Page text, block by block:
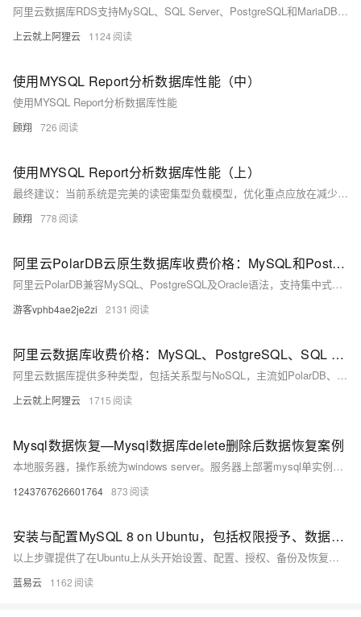
阿里云数据库RDS支持MySQL、SQL Server、PostgreSQL和MariaDB引擎，提供高性价比、稳定安全的云数据库服务，适用于多种行业与业务场景。
上云就上阿狸云 1124
使用MYSQL Report分析数据库性能（中）
使用MYSQL Report分析数据库性能
顾翔 726
使用MYSQL Report分析数据库性能（上）
最终建议：当前系统是完美的读密集型负载模型，优化重点应放在减少行读取量和提高数据定位效率。通过索引优化、分区策略和内存缓存，预期可降低30%的CPU负载，同时保持100%的缓冲池命中率。建议每百万次查询后刷新统计信息以持续优化
顾翔 778
阿里云PolarDB云原生数据库收费价格：MySQL和PostgreSQL详细介绍
阿里云PolarDB兼容MySQL、PostgreSQL及Oracle语法，支持集中式与分布式架构。标准版2核4G年费1116元起，企业版最高性能达4核16G，支持HTAP与多级高可用，广泛应用于金融、政务、互联网等领域，TCO成本降低50%。
游客vphb4ae2je2zi 2131
阿里云数据库收费价格：MySQL、PostgreSQL、SQL Server和MariaDB引擎费用整理
阿里云数据库提供多种类型，包括关系型与NoSQL，主流如PolarDB、RDS MySQL/PostgreSQL、Redis等。价格低至21元/月起，支持按需付费与优惠套餐，适用于各类应用场景。
上云就上阿狸云 1715
Mysql数据恢复—Mysql数据库delete删除后数据恢复案例
本地服务器，操作系统为windows server。服务器上部署mysql单实例，innodb引擎，独立表空间。未进行数据库备份，未开启binlog。 人为误操作使用Delete命令删除数据时未添加where子句，导致全表数据被删除。删除后未对该表进行任何操作。需要恢复误删除的数据。 在本案例中的mysql数据库未进行备份，也未开启binlog日志，无法直接还原数据库。
1243767626601764 873
安装与配置MySQL 8 on Ubuntu，包括权限授予、数据库备份及远程连接指南
以上步骤提供了在Ubuntu上从头开始设置、配置、授权、备份及恢复一个基础但完整的MySQL环境所需知识点。
蓝易云 1162